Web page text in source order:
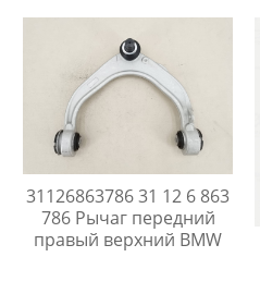
31126863786 31 12 6 863
786 Рычаг передний
правый верхний BMW